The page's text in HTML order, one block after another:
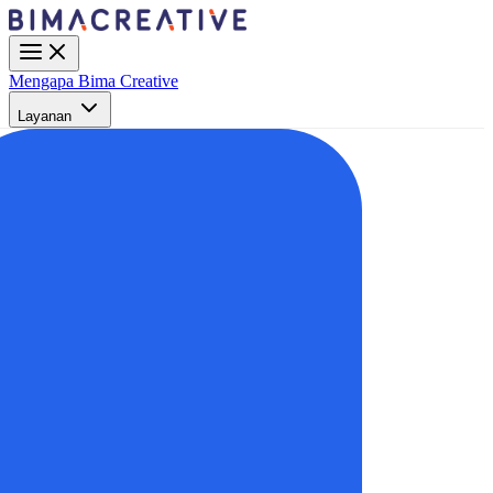
Mengapa Bima Creative
Layanan